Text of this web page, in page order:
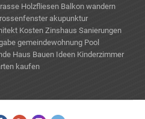
Holzfliesen Balkon wandern
akupunktur
Kosten Zinshaus Sanierungen
gemeindewohnung Pool
Haus Bauen Ideen Kinderzimmer
kaufen